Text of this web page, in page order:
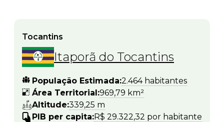
Tocantins
Itaporã do Tocantins
População Estimada:2.464 habitantes
Área Territorial:969,79 km²
Altitude:339,25 m
PIB per capita:R$ 29.322,32 por habitante